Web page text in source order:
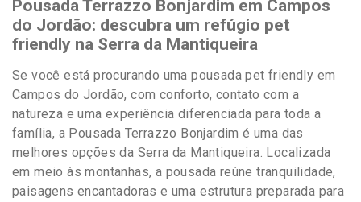
Pousada Terrazzo Bonjardim em Campos
do Jordão: descubra um refúgio pet
friendly na Serra da Mantiqueira
Se você está procurando uma pousada pet friendly em
Campos do Jordão, com conforto, contato com a
natureza e uma experiência diferenciada para toda a
família, a Pousada Terrazzo Bonjardim é uma das
melhores opções da Serra da Mantiqueira. Localizada
em meio às montanhas, a pousada reúne tranquilidade,
paisagens encantadoras e uma estrutura preparada para